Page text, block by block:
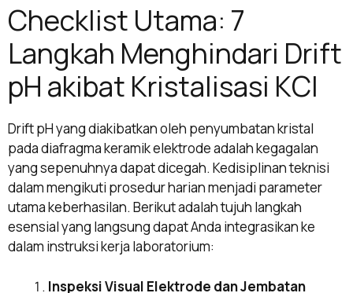
Checklist Utama: 7
Langkah Menghindari Drift
pH akibat Kristalisasi KCl
Drift pH yang diakibatkan oleh penyumbatan kristal
pada diafragma keramik elektrode adalah kegagalan
yang sepenuhnya dapat dicegah. Kedisiplinan teknisi
dalam mengikuti prosedur harian menjadi parameter
utama keberhasilan. Berikut adalah tujuh langkah
esensial yang langsung dapat Anda integrasikan ke
dalam instruksi kerja laboratorium:
Inspeksi Visual Elektrode dan Jembatan